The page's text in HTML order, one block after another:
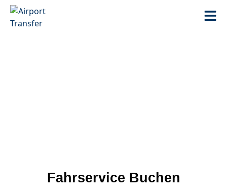
Fahrservice Buchen